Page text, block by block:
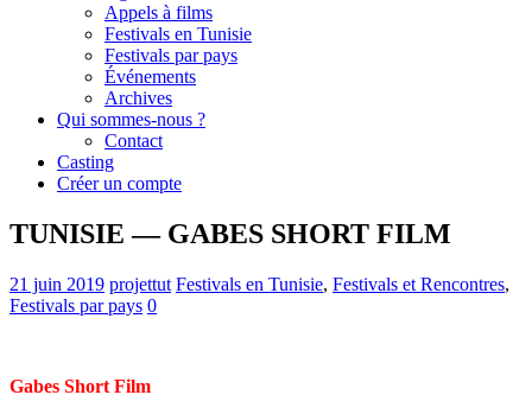
Appels à films
Festivals en Tunisie
Festivals par pays
Événements
Archives
Qui sommes-nous ?
Contact
Casting
Créer un compte
TUNISIE — GABES SHORT FILM
21 juin 2019 projettut Festivals en Tunisie, Festivals et Rencontres,
Festivals par pays 0
Gabes Short Film